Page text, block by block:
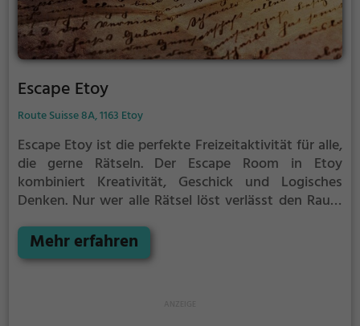
Escape Etoy
Route Suisse 8A, 1163 Etoy
Escape Etoy ist die perfekte Freizeitaktivität für alle,
die gerne Rätseln. Der Escape Room in Etoy
kombiniert Kreativität, Geschick und Logisches
Denken. Nur wer alle Rätsel löst verlässt den Raum
gewinnen. Im Escape Room ist für Einzelkämpfer
kein Platz. Nur wer als Gruppe zusammenarbeitet
Mehr erfahren